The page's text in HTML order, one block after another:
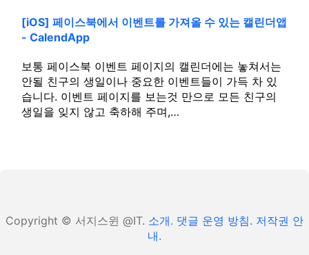
[iOS] 페이스북에서 이벤트를 가져올 수 있는 캘린더앱
- CalendApp
보통 페이스북 이벤트 페이지의 캘린더에는 놓쳐서는
안될 친구의 생일이나 중요한 이벤트들이 가득 차 있
습니다. 이벤트 페이지를 보는것 만으로 모든 친구의
생일을 잊지 않고 축하해 주며,…
Copyright © 서지스윈 @IT. 소개. 댓글 운영 방침. 저작권 안
내.